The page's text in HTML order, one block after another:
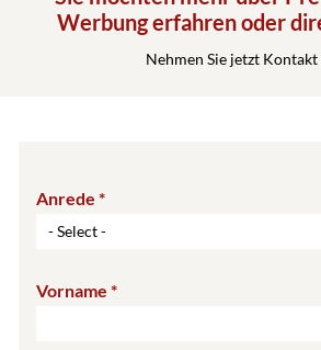
Werbung erfahren oder
Nehmen Sie jetzt Kontakt
Anrede
- Select -
Vorname